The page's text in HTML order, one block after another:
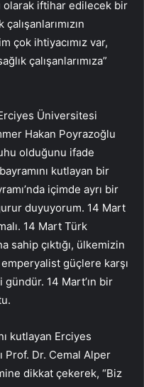
olarak iftihar edilecek bir
çok ihtiyacımız var,
çalışanlarımıza”
Üniversitesi
Hakan Poyrazoğlu
olduğunu ifade
kutlayan bir
içimde ayrı bir
duyuyorum. 14 Mart
14 Mart Türk
sahip çıktığı, ülkemizin
güçlere karşı
14 Mart’ın bir
kutlayan Erciyes
Prof. Dr. Cemal Alper
dikkat çekerek, “Biz